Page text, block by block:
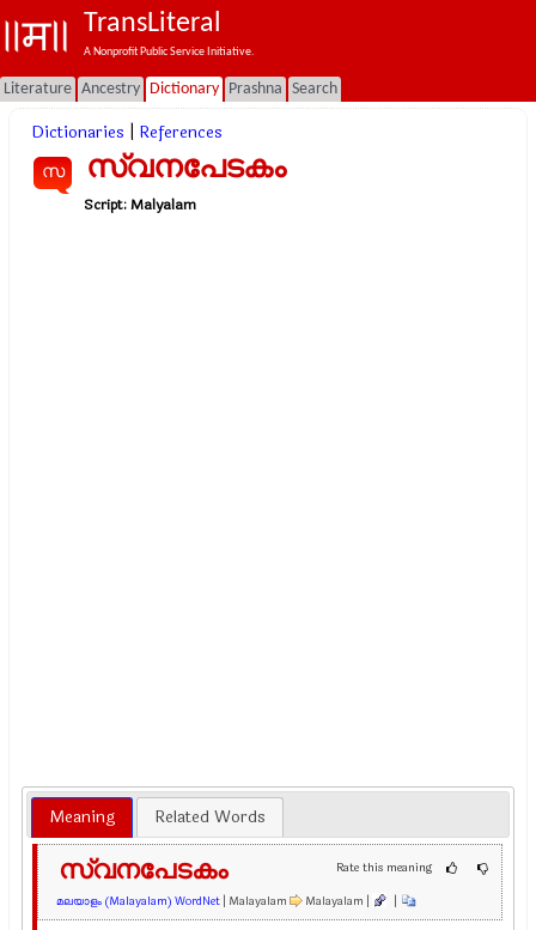
TransLiteral
A Nonprofit Public Service Initiative.
Literature Ancestry Dictionary Prashna Search
Dictionaries References
സ സ്വനപേടകം
Script:Malyalam
Meaning Related Words
Rate this meaning
സ്വനപേടകം
മലയാളം (Malayalam) WordNet | Malayalam Malayalam | |